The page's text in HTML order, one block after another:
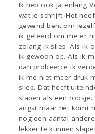
Ik heb ook jarenlang
wat je schrijft. Het
gewend bent om
ik geleerd om me er
zolang ik sliep. Als ik
ik gewoon op. Als ik
dan probeerde ik
ik me niet meer druk
sliep. Dat heeft
slapen als een
angst maar het komt
nog een aantal
lekker te kunnen